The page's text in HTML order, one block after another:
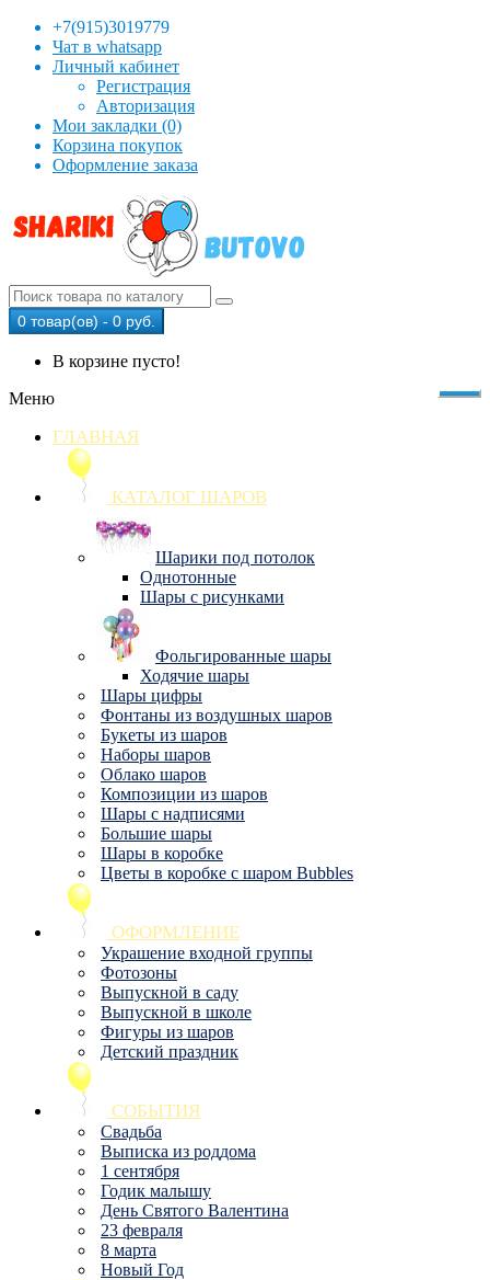
+7(915)3019779
Чат в whatsapp
Личный кабинет
Регистрация
Авторизация
Мои закладки (0)
Корзина покупок
Оформление заказа
0 товар(ов) - 0 руб.
В корзине пусто!
Меню
ГЛАВНАЯ
КАТАЛОГ ШАРОВ
Шарики под потолок
Однотонные
Шары с рисунками
Фольгированные шары
Ходячие шары
Шары цифры
Фонтаны из воздушных шаров
Букеты из шаров
Наборы шаров
Облако шаров
Композиции из шаров
Шары с надписями
Большие шары
Шары в коробке
Цветы в коробке с шаром Bubbles
ОФОРМЛЕНИЕ
Украшение входной группы
Фотозоны
Выпускной в саду
Выпускной в школе
Фигуры из шаров
Детский праздник
СОБЫТИЯ
Свадьба
Выписка из роддома
1 сентября
Годик малышу
День Святого Валентина
23 февраля
8 марта
Новый Год